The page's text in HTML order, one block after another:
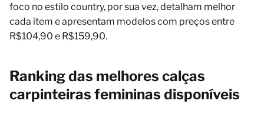
foco no estilo country, por sua vez, detalham melhor
cada item e apresentam modelos com preços entre
R$104,90 e R$159,90.
Ranking das melhores calças
carpinteiras femininas disponíveis